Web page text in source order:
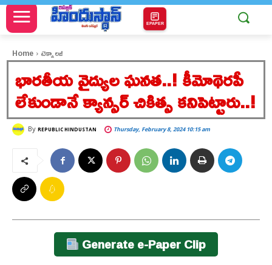
EPAPER
Home టెక్నాలజీ
భారతీయ వైద్యుల ఘనత..! కీమోథెరపీ
లేకుండానే క్యాన్సర్ చికిత్స కనిపెట్టారు..!
By REPUBLIC HINDUSTAN Thursday, February 8, 2024 10:15 am
Generate e-Paper Clip